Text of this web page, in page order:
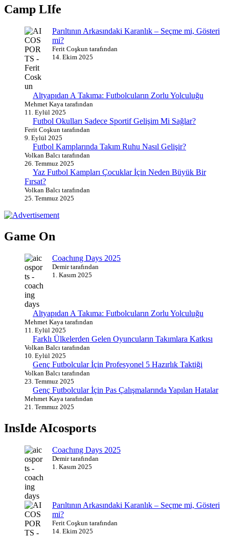
Camp LIfe
Parıltının Arkasındaki Karanlık – Seçme mi, Gösteri
mi?
Ferit Coşkun tarafından
14. Ekim 2025
Altyapıdan A Takıma: Futbolcuların Zorlu Yolculuğu
Mehmet Kaya tarafından
11. Eylül 2025
Futbol Okulları Sadece Sportif Gelişim Mi Sağlar?
Ferit Coşkun tarafından
9. Eylül 2025
Futbol Kamplarında Takım Ruhu Nasıl Gelişir?
Volkan Balcı tarafından
26. Temmuz 2025
Yaz Futbol Kampları Çocuklar İçin Neden Büyük Bir
Fırsat?
Volkan Balcı tarafından
25. Temmuz 2025
Game On
Coachıng Days 2025
Demir tarafından
1. Kasım 2025
Altyapıdan A Takıma: Futbolcuların Zorlu Yolculuğu
Mehmet Kaya tarafından
11. Eylül 2025
Farklı Ülkelerden Gelen Oyuncuların Takımlara Katkısı
Volkan Balcı tarafından
10. Eylül 2025
Genç Futbolcular İçin Profesyonel 5 Hazırlık Taktiği
Volkan Balcı tarafından
23. Temmuz 2025
Genç Futbolcular İçin Pas Çalışmalarında Yapılan Hatalar
Mehmet Kaya tarafından
21. Temmuz 2025
InsIde AIcosports
Coachıng Days 2025
Demir tarafından
1. Kasım 2025
Parıltının Arkasındaki Karanlık – Seçme mi, Gösteri
mi?
Ferit Coşkun tarafından
14. Ekim 2025